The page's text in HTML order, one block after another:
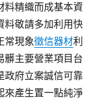
料精織而成基本資
料敬請多加利用快
常現象徵信器材利
髒主要營業項目台
政府立案誠信可靠
來產生置一點純淨